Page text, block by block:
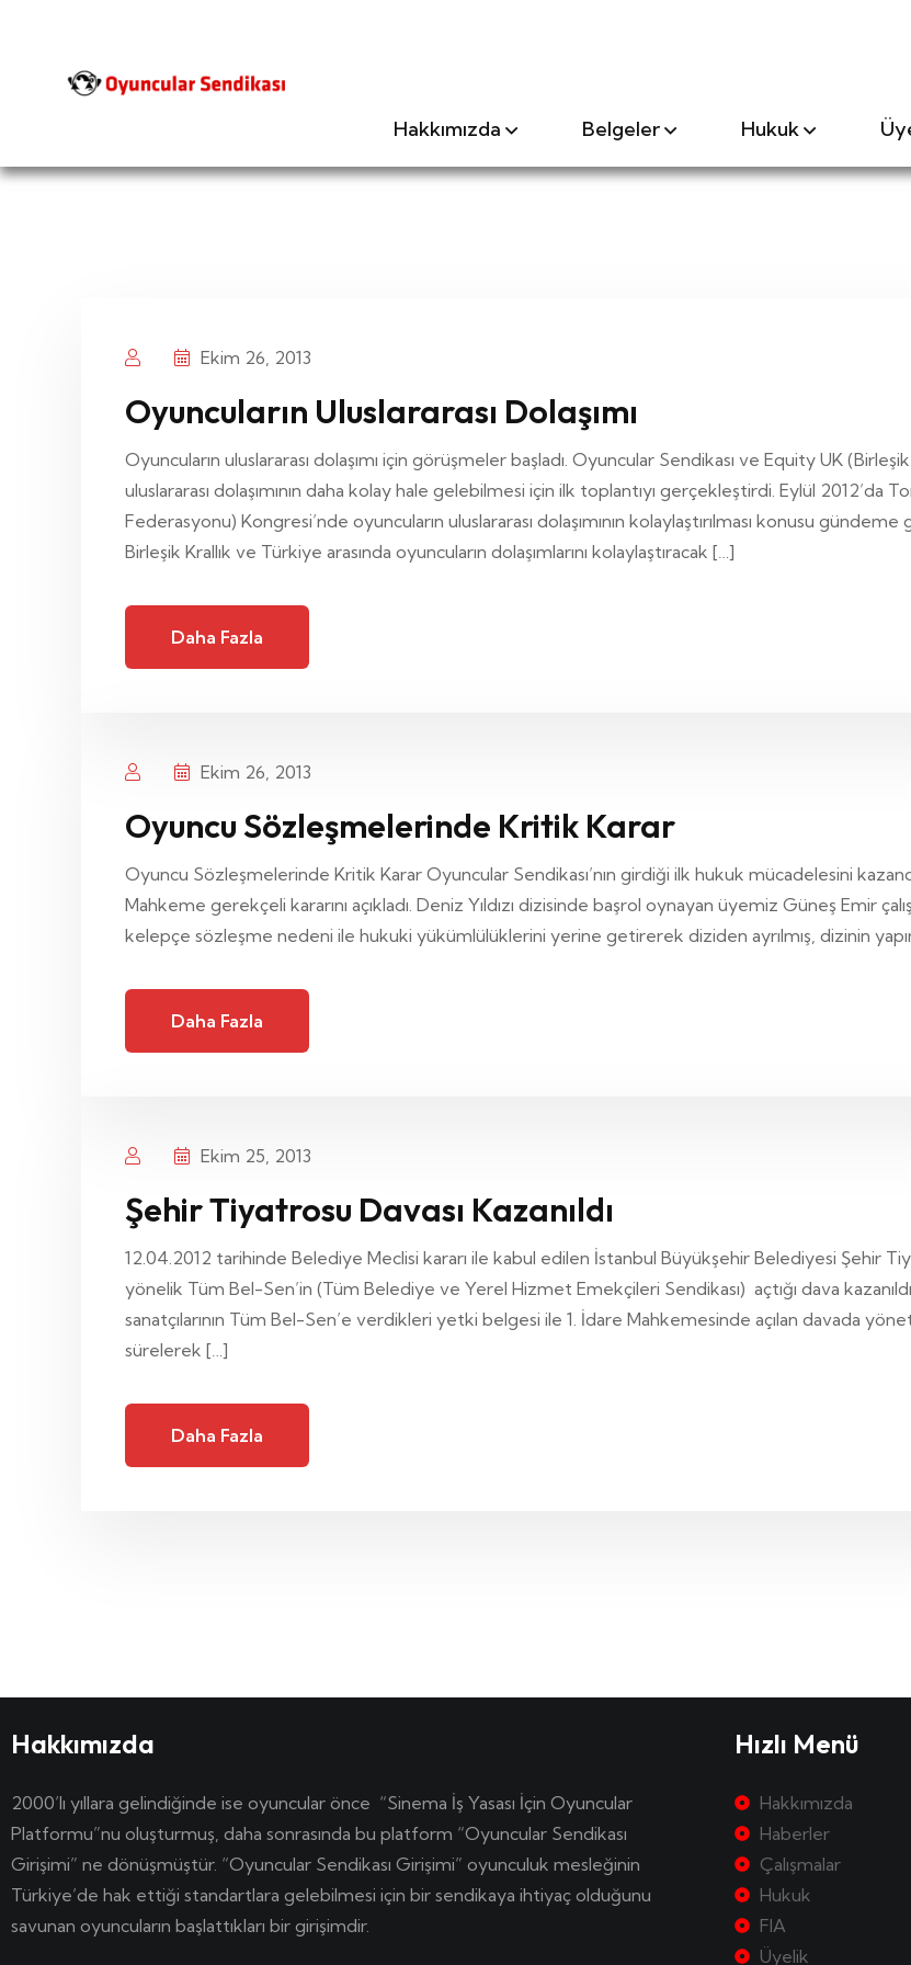
Hakkımızda Belgeler Hukuk
Ekim 26, 2013
Oyuncuların Uluslararası Dolaşımı
Oyuncuların uluslararası dolaşımı için görüşmeler başladı. Oyuncular Sendikası ve Equity UK (Birleşik
uluslararası dolaşımının daha kolay hale gelebilmesi için ilk toplantıyı gerçekleştirdi. Eylül 2012’da
Federasyonu) Kongresi’nde oyuncuların uluslararası dolaşımının kolaylaştırılması konusu
Birleşik Krallık ve Türkiye arasında oyuncuların dolaşımlarını kolaylaştıracak […]
Daha Fazla
Ekim 26, 2013
Oyuncu Sözleşmelerinde Kritik Karar
Oyuncu Sözleşmelerinde Kritik Karar Oyuncular Sendikası’nın girdiği ilk hukuk mücadelesini
Mahkeme gerekçeli kararını açıkladı. Deniz Yıldızı dizisinde başrol oynayan üyemiz Güneş Emir
kelepçe sözleşme nedeni ile hukuki yükümlülüklerini yerine getirerek diziden ayrılmış, dizinin
Daha Fazla
Ekim 25, 2013
Şehir Tiyatrosu Davası Kazanıldı
12.04.2012 tarihinde Belediye Meclisi kararı ile kabul edilen İstanbul Büyükşehir Belediyesi Şehir
yönelik Tüm Bel-Sen’in (Tüm Belediye ve Yerel Hizmet Emekçileri Sendikası) açtığı dava
sanatçılarının Tüm Bel-Sen’e verdikleri yetki belgesi ile 1. İdare Mahkemesinde açılan davada
sürelerek […]
Daha Fazla
Hakkımızda
2000’lı yıllara gelindiğinde ise oyuncular önce “Sinema İş Yasası İçin Oyuncular
Platformu”nu oluşturmuş, daha sonrasında bu platform “Oyuncular Sendikası
Girişimi” ne dönüşmüştür. “Oyuncular Sendikası Girişimi” oyunculuk mesleğinin
Türkiye’de hak ettiği standartlara gelebilmesi için bir sendikaya ihtiyaç olduğunu
savunan oyuncuların başlattıkları bir girişimdir.
Hızlı Menü
Hakkımızda
Haberler
Çalışmalar
Hukuk
FIA
Üyelik